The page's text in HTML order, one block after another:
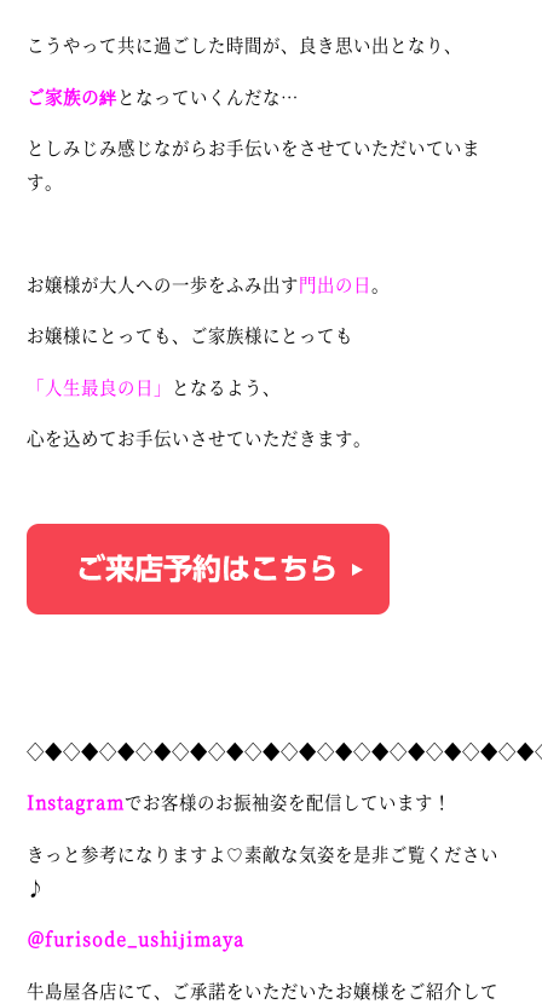
こうやって共に過ごした時間が、良き思い出となり、
ご家族の絆となっていくんだな…
としみじみ感じながらお手伝いをさせていただいていま
す。
お嬢様が大人への一歩をふみ出す門出の日。
お嬢様にとっても、ご家族様にとっても
「人生最良の日」 となるよう、
心を込めてお手伝いさせていただきます。
Instagramでお客様のお振袖姿を配信しています！
きっと参考になりますよ♡素敵な気姿を是非ご覧ください
♪
＠furisode_ushijimaya
牛島屋各店にて、ご承諾をいただいたお嬢様をご紹介して